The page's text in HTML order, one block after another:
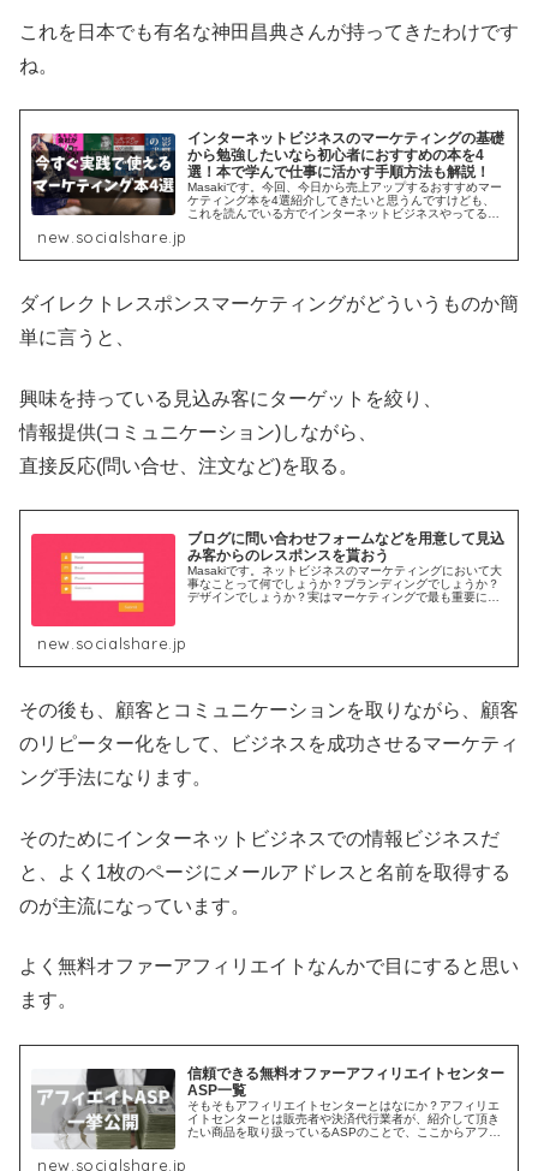
これを日本でも有名な神田昌典さんが持ってきたわけです
ね。
インターネットビジネスのマーケティングの基礎
から勉強したいなら初心者におすすめの本を4
選！本で学んで仕事に活かす手順方法も解説！
Masakiです。今回、今日から売上アップするおすすめマー
ケティング本を4選紹介してきたいと思うんですけども、
これを読んでいる方でインターネットビジネスやってる方
new.socialshare.jp
ダイレクトレスポンスマーケティングがどういうものか簡
単に言うと、
興味を持っている見込み客にターゲットを絞り、
情報提供(コミュニケーション)しながら、
直接反応(問い合せ、注文など)を取る。
ブログに問い合わせフォームなどを用意して見込
み客からのレスポンスを貰おう
Masakiです。ネットビジネスのマーケティングにおいて大
事なことって何でしょうか？ブランディングでしょうか？
デザインでしょうか？実はマーケティングで最も重要にな
new.socialshare.jp
その後も、顧客とコミュニケーションを取りながら、顧客
のリピーター化をして、ビジネスを成功させるマーケティ
ング手法になります。
そのためにインターネットビジネスでの情報ビジネスだ
と、よく1枚のページにメールアドレスと名前を取得する
のが主流になっています。
よく無料オファーアフィリエイトなんかで目にすると思い
ます。
信頼できる無料オファーアフィリエイトセンター
ASP一覧
そもそもアフィリエイトセンターとはなにか？アフィリエ
イトセンターとは販売者や決済代行業者が、紹介して頂き
たい商品を取り扱っているASPのことで、ここからアフィ
new.socialshare.jp